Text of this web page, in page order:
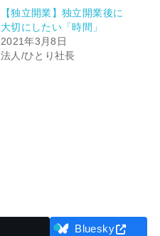
【独立開業】独立開業後に
大切にしたい「時間」
2021年3月8日
法人/ひとり社長
Bluesky